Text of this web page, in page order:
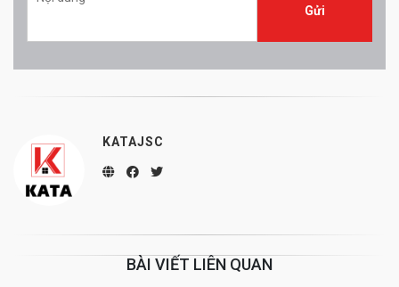
KATAJSC
BÀI VIẾT LIÊN QUAN